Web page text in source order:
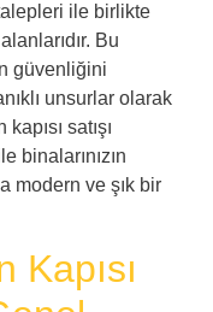
ile birlikte
Bu
güvenliğini
unsurlar olarak
satışı
binalarınızın
modern ve şık bir